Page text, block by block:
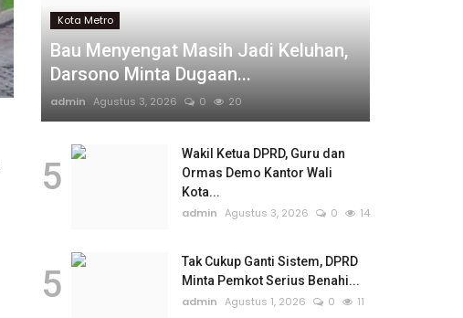
Kota Metro
Bau Menyengat Masih Jadi Keluhan,
Darsono Minta Dugaan...
admin Agustus 3, 2026 0 20
5
Wakil Ketua DPRD, Guru dan
Ormas Demo Kantor Wali
Kota...
admin Agustus 3, 2026 0 14
5
Tak Cukup Ganti Sistem, DPRD
Minta Pemkot Serius Benahi...
admin Agustus 1, 2026 0 11